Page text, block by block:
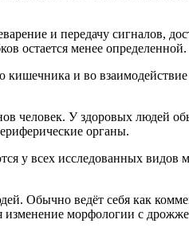
и передачу сигналов,
остается менее определенной.
кишечника и во
человек. У здоровых людей
органы.
у всех исследованных видов
Обычно ведёт себя как
изменение морфологии с